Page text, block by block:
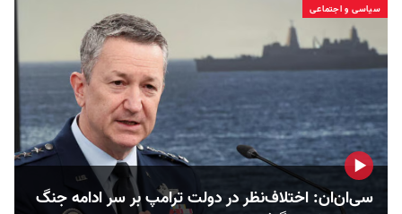
سیاسی و اجتماعی
سی‌ان‌ان: اختلاف‌نظر در دولت ترامپ بر سر ادامه جنگ